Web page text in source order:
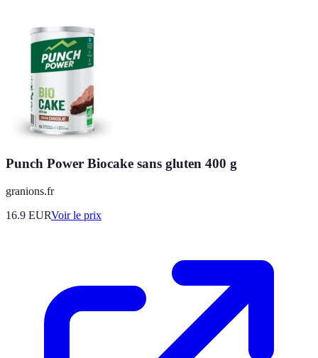
Punch Power Biocake sans gluten 400 g
granions.fr
16.9 EURVoir le prix